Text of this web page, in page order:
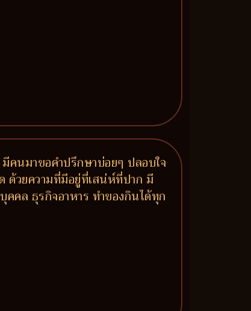
คนมาขอคำปรึกษาบ่อยๆ ปลอบใจ
ด้วยความที่มีอยู่ที่เสน่ห์ที่ปาก มี
คล ธุรกิจอาหาร ทำของกินได้ทุก